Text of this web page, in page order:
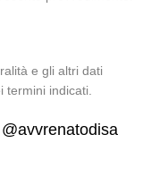
e gli altri dati
termini indicati.